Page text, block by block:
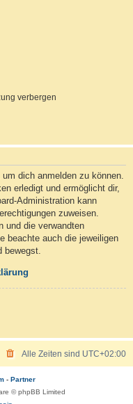
verbergen
dich anmelden zu können.
erledigt und ermöglicht dir,
Administration kann
zuweisen.
und die verwandten
beachte auch die jeweiligen
bewegst.
Alle Zeiten sind UTC+02:00
- Partner
© phpBB Limited